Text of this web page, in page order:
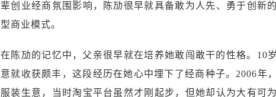
辈创业经商氛围影响，陈劢很早就具备敢为人先、勇于创新
型商业模式。
在陈劢的记忆中，父亲很早就在培养她敢闯敢干的性格。10
意就收获颇丰，这段经历在她心中埋下了经商种子。2006年
服装生意，当时淘宝平台虽然才刚起步，但她却认为大有可